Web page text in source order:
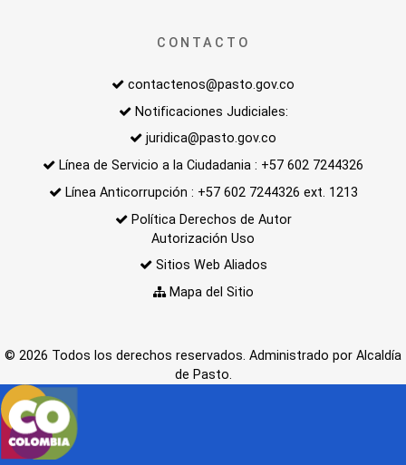
CONTACTO
contactenos@pasto.gov.co
Notificaciones Judiciales:
juridica@pasto.gov.co
Línea de Servicio a la Ciudadania : +57 602 7244326
Línea Anticorrupción : +57 602 7244326 ext. 1213
Política Derechos de Autor
Autorización Uso
Sitios Web Aliados
Mapa del Sitio
© 2026 Todos los derechos reservados. Administrado por Alcaldía
de Pasto.